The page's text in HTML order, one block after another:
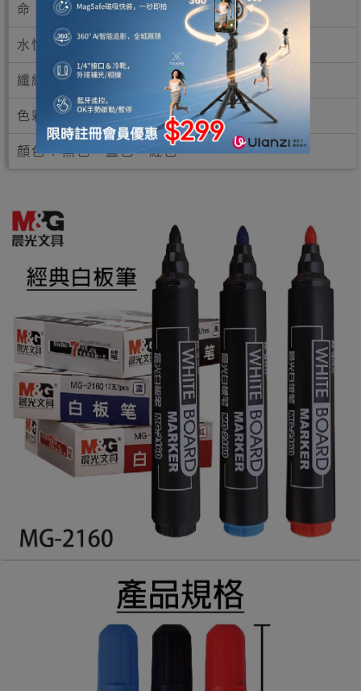
命。
水性油墨，可輕易擦除。
纖維筆頭，出墨更流暢。
色彩鮮艷，三色可選。
顏色 : 黑色，藍色，紅色